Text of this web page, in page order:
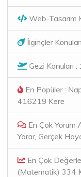
Web-Tasarım
İlginçler
Gezi Konuları :
En Popüler :
416219 Kere
En Çok Yorum
Yarar, Gerçek
En Çok
(Matematik) 334